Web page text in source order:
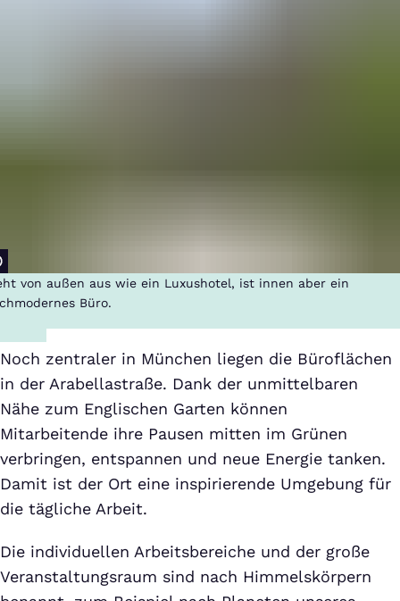
von außen aus wie ein Luxushotel, ist innen aber ein
Büro.
Noch zentraler in München liegen die Büroflächen
in der Arabellastraße. Dank der unmittelbaren
Nähe zum Englischen Garten können
Mitarbeitende ihre Pausen mitten im Grünen
verbringen, entspannen und neue Energie tanken.
Damit ist der Ort eine inspirierende Umgebung für
die tägliche Arbeit.
Die individuellen Arbeitsbereiche und der große
Veranstaltungsraum sind nach Himmelskörpern